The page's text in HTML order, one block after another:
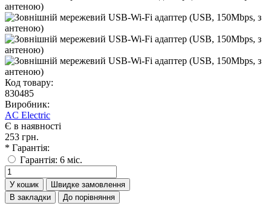
Код товару:
830485
Виробник:
AC Electric
Є в наявності
253 грн.
* Гарантія:
Гарантія: 6 міс.
У кошик
Швидке замовлення
В закладки
До порівняння